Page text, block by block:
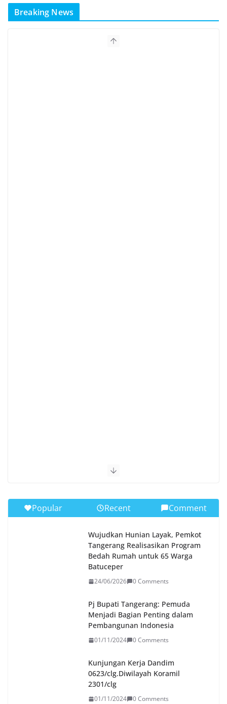
Breaking News
Popular Recent Comment
Wujudkan Hunian Layak, Pemkot
Tangerang Realisasikan Program
Bedah Rumah untuk 65 Warga
Batuceper
24/06/2026 0 Comments
Pj Bupati Tangerang: Pemuda
Menjadi Bagian Penting dalam
Pembangunan Indonesia
01/11/2024 0 Comments
Kunjungan Kerja Dandim
0623/clg.Diwilayah Koramil
2301/clg
01/11/2024 0 Comments